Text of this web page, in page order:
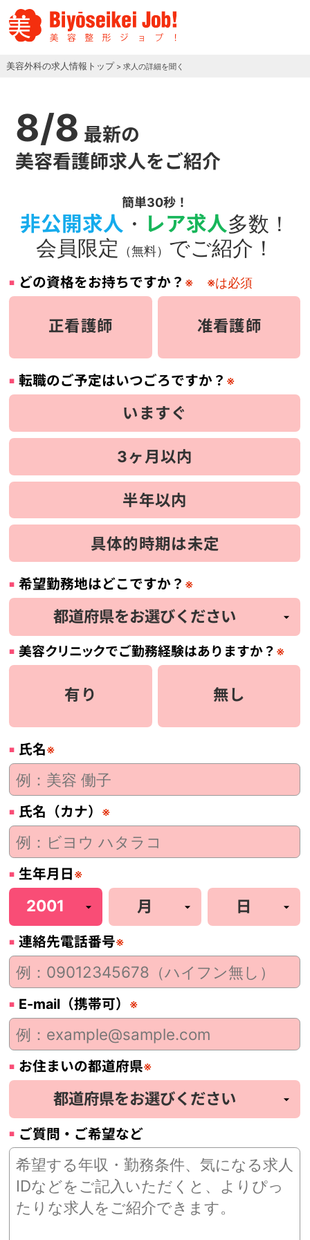
美容外科の求人情報トップ > 求人の詳細を聞く
8/8 最新の
美容看護師求人をご紹介
簡単30秒！
非公開求人 ・ レア求人多数！
会員限定
（無料） でご紹介！
どの資格をお持ちですか？ ※ ※は必須
正看護師 准看護師
転職のご予定はいつごろですか？ ※
いますぐ
3ヶ月以内
半年以内
具体的時期は未定
希望勤務地はどこですか？ ※
美容クリニックでご勤務経験はありますか？ ※
有り 無し
氏名※
氏名（カナ） ※
生年月日※
連絡先電話番号※
E-mail（携帯可） ※
お住まいの都道府県※
ご質問・ご希望など